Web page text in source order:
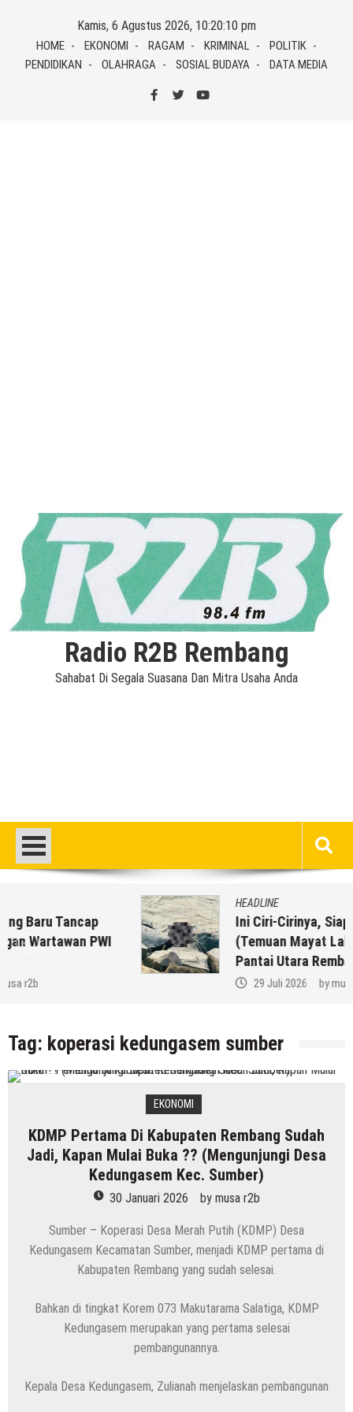
content
Kamis, 6 Agustus 2026, 10:20:10 pm
HOME EKONOMI RAGAM KRIMINAL
POLITIK
PENDIDIKAN
OLAHRAGA SOSIAL BUDAYA DATA MEDIA
Radio R2B Rembang
Sahabat Di Segala Suasana Dan Mitra Usaha Anda
HEADLINE
Ini Ciri-Cirinya, Siapa Tahu Keluarga Anda
(Temuan Mayat Laki-Laki Di Pinggir
Pantai Utara Rembang)
musa r2b
Tag: koperasi kedungasem sumber
EKONOMI
KDMP Pertama Di Kabupaten Rembang Sudah
Jadi, Kapan Mulai Buka ?? (Mengunjungi Desa
Kedungasem Kec. Sumber)
30 Januari 2026 by musa r2b
Sumber – Koperasi Desa Merah Putih (KDMP) Desa
Kedungasem Kecamatan Sumber, menjadi KDMP pertama di
Kabupaten Rembang yang sudah selesai.
Bahkan di tingkat Korem 073 Makutarama Salatiga, KDMP
Kedungasem merupakan yang pertama selesai
pembangunannya.
Kepala Desa Kedungasem, Zulianah menjelaskan pembangunan